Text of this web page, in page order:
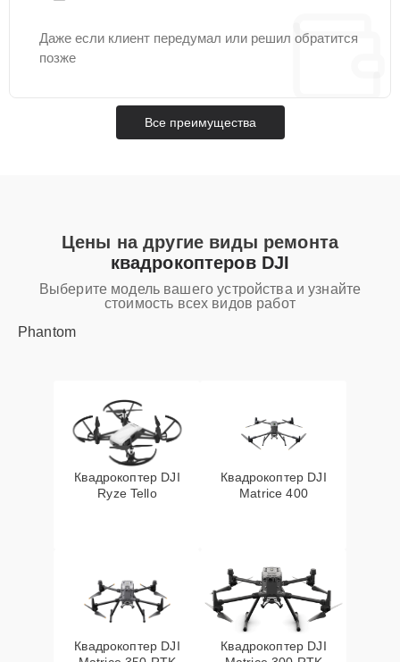
Даже если клиент передумал или решил обратится
позже
Все преимущества
Цены на другие виды ремонта
квадрокоптеров DJI
Выберите модель вашего устройства и узнайте
стоимость всех видов работ
Phantom
Квадрокоптер DJI
Ryze Tello
Квадрокоптер DJI
Matrice 400
Квадрокоптер DJI
Квадрокоптер DJI